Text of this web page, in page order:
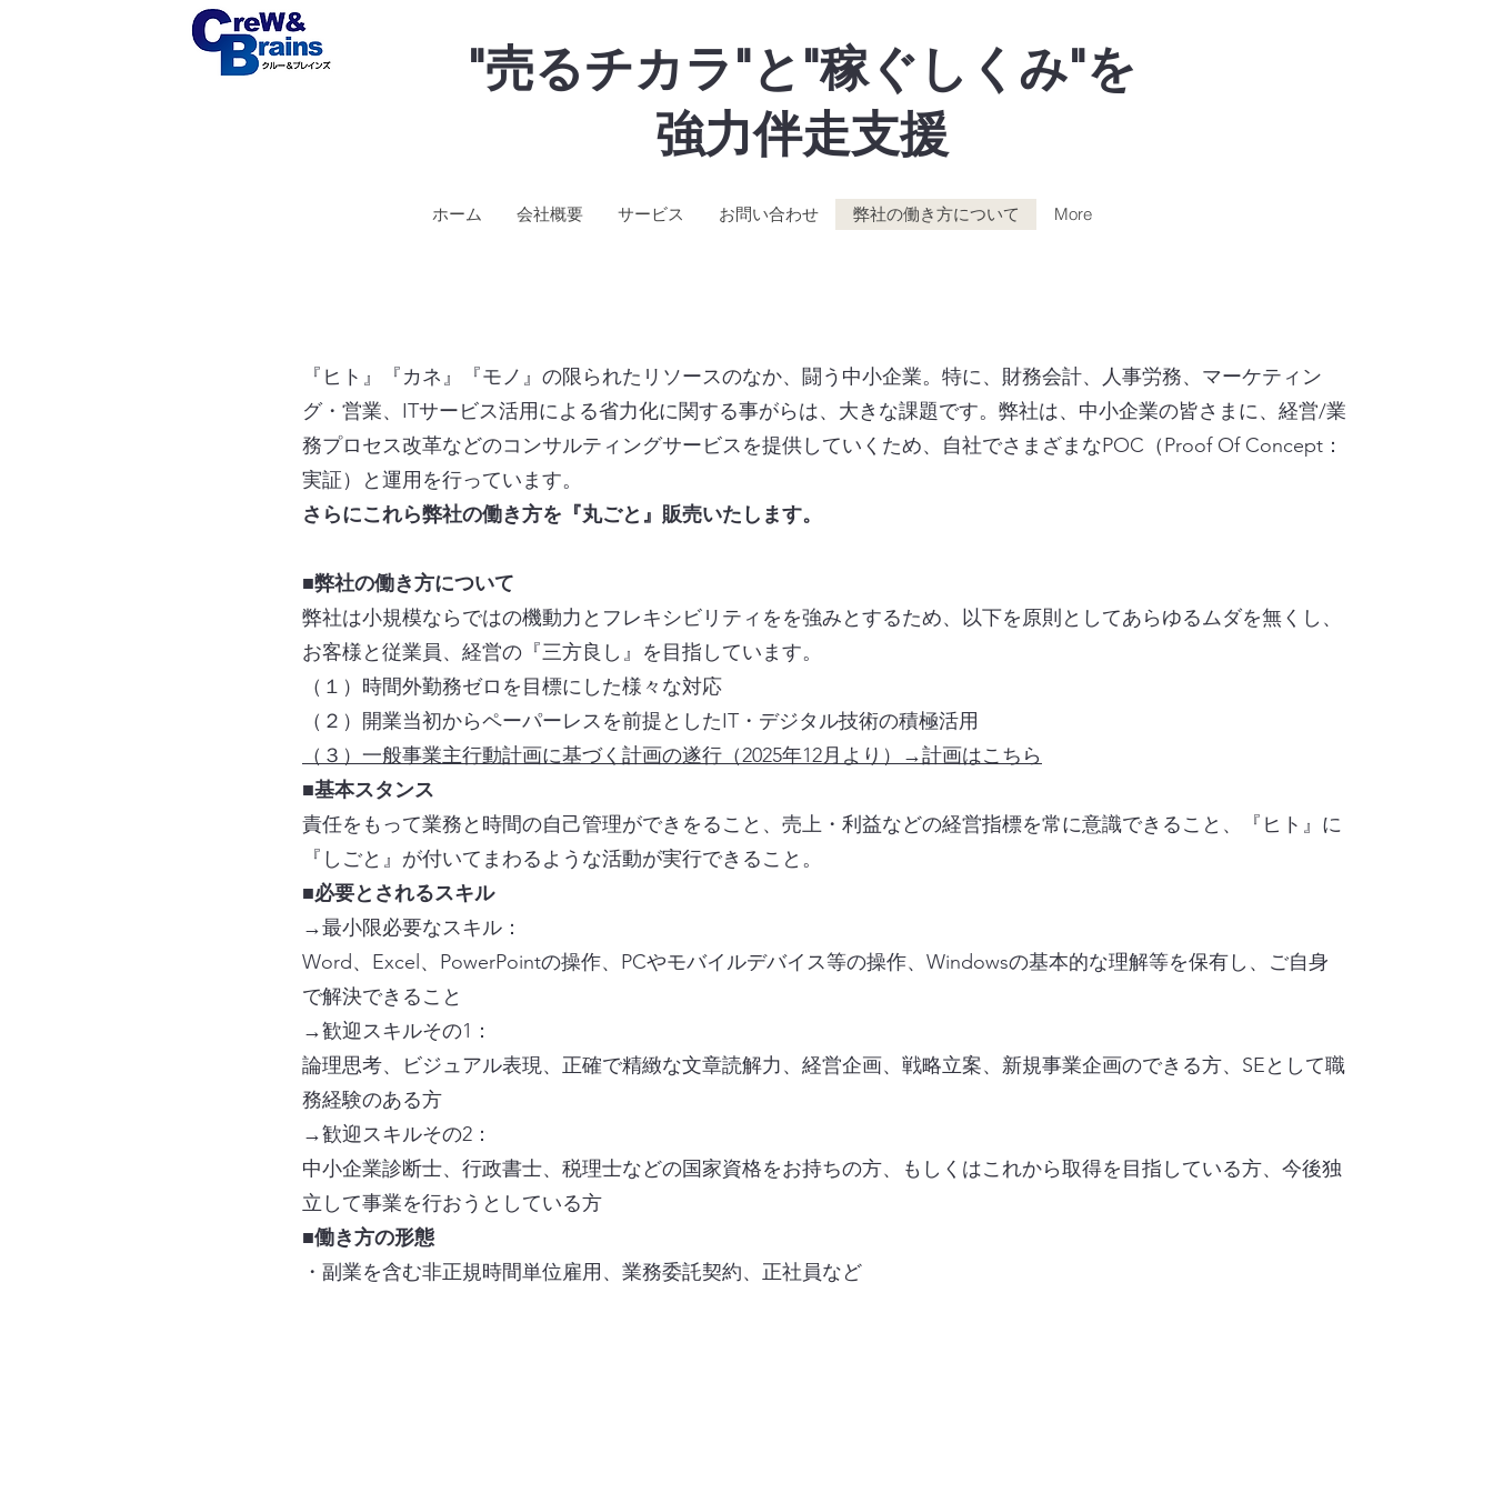
"売るチカラ"と"稼ぐしくみ"を
強力伴走支援
ホーム 会社概要 サービス お問い合わせ 弊社の働き方について More
『ヒト』『カネ』『モノ』の限られたリソースのなか、闘う中小企業。特に、財務会計、人事労務、マーケティン
グ・営業、ITサービス活用による省力化に関する事がらは、大きな課題です。弊社は、中小企業の皆さまに、経営/業
務プロセス改革などのコンサルティングサービスを提供していくため、自社でさまざまなPOC（Proof Of Concept：
実証）と運用を行っています。
さらにこれら弊社の働き方を『丸ごと』販売いたします。
■弊社の働き方について
弊社は小規模ならではの機動力とフレキシビリティをを強みとするため、以下を原則としてあらゆるムダを無くし、
お客様と従業員、経営の『三方良し』を目指しています。
（１）時間外勤務ゼロを目標にした様々な対応
（２）開業当初からペーパーレスを前提としたIT・デジタル技術の積極活用
（３）一般事業主行動計画​に基づく計画の遂行（2025年12月より）→計画はこちら
■基本スタンス
責任をもって業務と時間の自己管理ができをること、売上・利益などの経営指標を常に意識できること、『ヒト』に
『しごと』が付いてまわるような活動が実行できること。
■必要とされるスキル
→最小限必要なスキル：
Word、Excel、PowerPointの操作、PCやモバイルデバイス等の操作、Windowsの基本的な理解等を保有し、ご自身
で解決できること
→歓迎スキルその1：
論理思考、ビジュアル表現、正確で精緻な文章読解力、経営企画、戦略立案、新規事業企画のできる方、SEとして職
務経験のある方
→歓迎スキルその2：
中小企業診断士、行政書士、税理士などの国家資格をお持ちの方、もしくはこれから取得を目指している方、今後独
立して事業を行おうとしている方
■働き方の形態
・副業を含む非正規時間単位雇用、業務委託契約、正社員など